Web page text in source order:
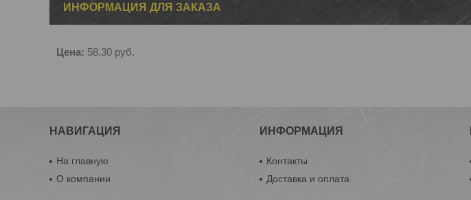
ИНФОРМАЦИЯ ДЛЯ ЗАКАЗА
Цена: 58,30 руб.
НАВИГАЦИЯ
На главную
О компании
ИНФОРМАЦИЯ
Контакты
Доставка и оплата